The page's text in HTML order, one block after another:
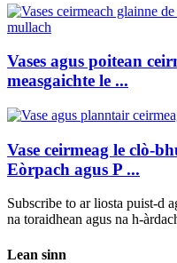
Vases agus poitean
measgaichte le ...
Vase ceirmeag le clò-
Eòrpach agus P ...
Subscribe to ar liosta puist-d
na toraidhean agus na h-
Lean sinn